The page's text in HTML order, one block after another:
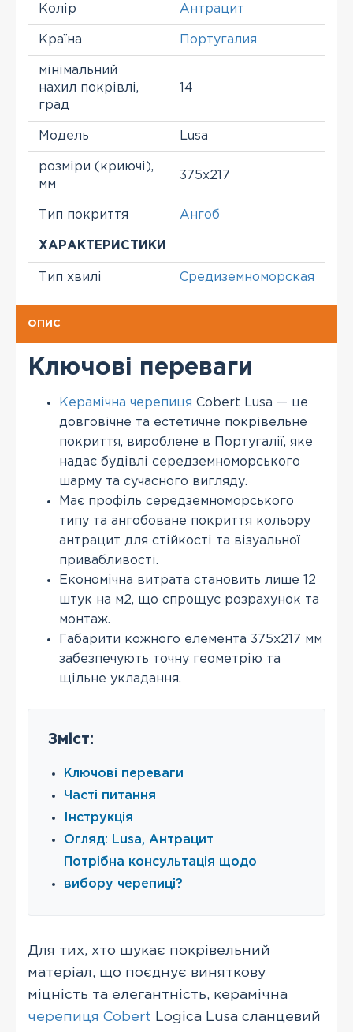
Колір Антрацит
Країна Португалия
мінімальний
нахил покрівлі,
град
14
Модель Lusa
розміри (криючі),
мм
375х217
Тип покриття Ангоб
ХАРАКТЕРИСТИКИ
Тип хвилі Средиземноморская
ОПИС
Ключові переваги
Керамічна черепиця Cobert Lusa — це
довговічне та естетичне покрівельне
покриття, вироблене в Португалії, яке
надає будівлі середземноморського
шарму та сучасного вигляду.
Має профіль середземноморського
типу та ангобоване покриття кольору
антрацит для стійкості та візуальної
привабливості.
Економічна витрата становить лише 12
штук на м2, що спрощує розрахунок та
монтаж.
Габарити кожного елемента 375х217 мм
забезпечують точну геометрію та
щільне укладання.
Зміст:
Ключові переваги
Часті питання
Інструкція
Огляд: Lusa, Антрацит
Потрібна консультація щодо
вибору черепиці?
Для тих, хто шукає покрівельний
матеріал, що поєднує виняткову
міцність та елегантність, керамічна
черепиця Cobert Logica Lusa сланцевий